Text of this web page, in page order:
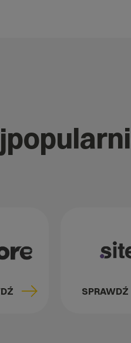
SPRAWDŹ